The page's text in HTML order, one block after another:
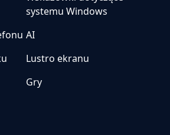
systemu Windows
AI
Lustro ekranu
Gry